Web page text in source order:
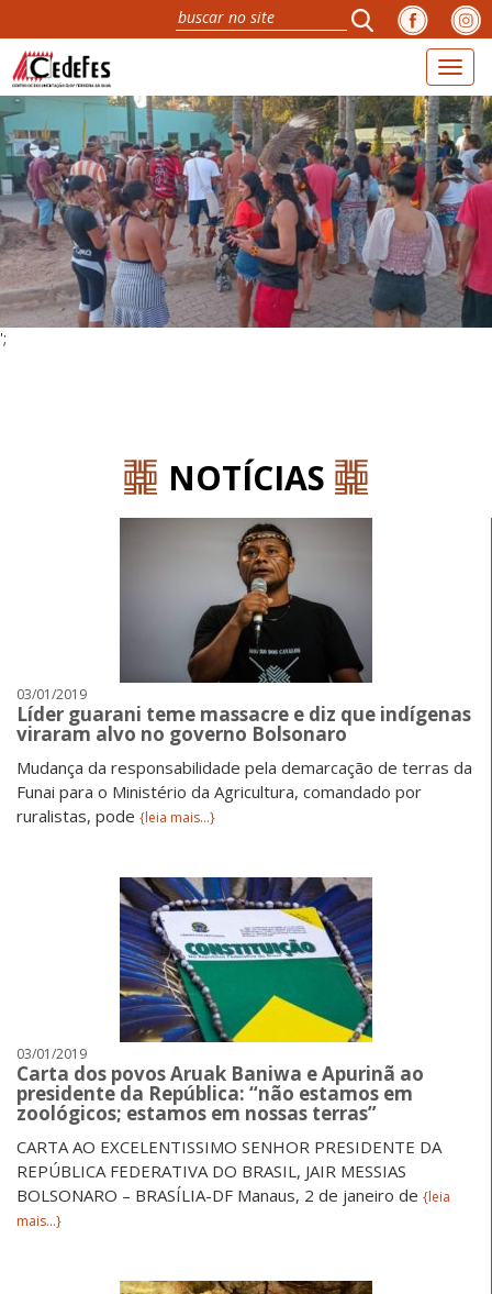
';
NOTÍCIAS
03/01/2019
Líder guarani teme massacre e diz que indígenas
viraram alvo no governo Bolsonaro
Mudança da responsabilidade pela demarcação de terras da
Funai para o Ministério da Agricultura, comandado por
ruralistas, pode {leia mais...}
03/01/2019
Carta dos povos Aruak Baniwa e Apurinã ao
presidente da República: “não estamos em
zoológicos; estamos em nossas terras”
CARTA AO EXCELENTISSIMO SENHOR PRESIDENTE DA
REPÚBLICA FEDERATIVA DO BRASIL, JAIR MESSIAS
BOLSONARO – BRASÍLIA-DF Manaus, 2 de janeiro de {leia
mais...}